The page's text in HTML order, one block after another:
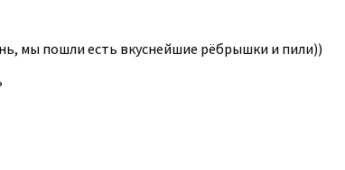
мы пошли есть вкуснейшие рёбрышки и пили))